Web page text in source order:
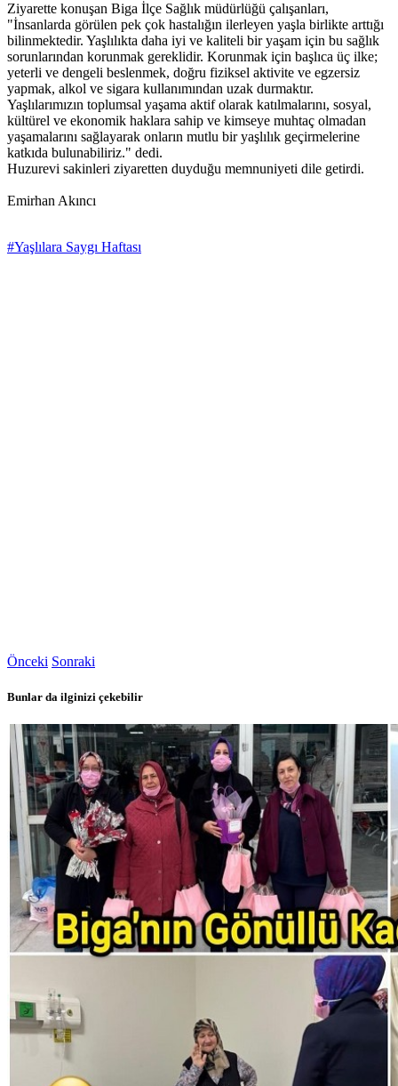
Ziyarette konuşan Biga İlçe Sağlık müdürlüğü çalışanları,
"İnsanlarda görülen pek çok hastalığın ilerleyen yaşla birlikte arttığı
bilinmektedir. Yaşlılıkta daha iyi ve kaliteli bir yaşam için bu sağlık
sorunlarından korunmak gereklidir. Korunmak için başlıca üç ilke;
yeterli ve dengeli beslenmek, doğru fiziksel aktivite ve egzersiz
yapmak, alkol ve sigara kullanımından uzak durmaktır.
Yaşlılarımızın toplumsal yaşama aktif olarak katılmalarını, sosyal,
kültürel ve ekonomik haklara sahip ve kimseye muhtaç olmadan
yaşamalarını sağlayarak onların mutlu bir yaşlılık geçirmelerine
katkıda bulunabiliriz." dedi.
Huzurevi sakinleri ziyaretten duyduğu memnuniyeti dile getirdi.
Emirhan Akıncı
#Yaşlılara Saygı Haftası
Önceki Sonraki
Bunlar da ilginizi çekebilir